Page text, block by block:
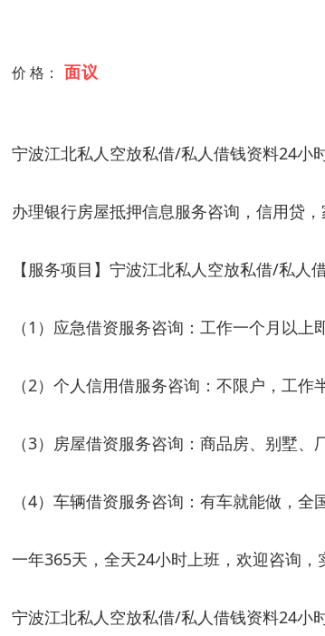
价 格： 面议
宁波江北私人空放私借/私人借钱资料24小
办理银行房屋抵押信息服务咨询，信用贷
【服务项目】宁波江北私人空放私借/私人
（1）应急借资服务咨询：工作一个月以上
（2）个人信用借服务咨询：不限户，工
（3）房屋借资服务咨询：商品房、别墅、
（4）车辆借资服务咨询：有车就能做，
一年365天，全天24小时上班，欢迎咨询
宁波江北私人空放私借/私人借钱资料24小